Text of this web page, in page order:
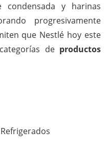
y harinas
progresivamente
que Nestlé hoy este
de productos